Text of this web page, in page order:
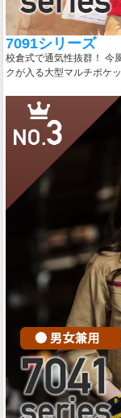
7091シリーズ
校倉式で通気性抜群！ 今
クが入る大型マルチポケッ